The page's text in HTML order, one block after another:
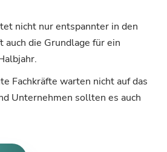
nicht nur entspannter in den
auch die Grundlage für ein
Fachkräfte warten nicht auf das
Unternehmen sollten es auch